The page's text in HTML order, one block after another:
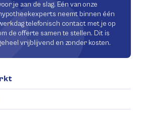
je aan de slag. Eén van onze
neemt binnen één
telefonisch contact met je op
de offerte samen te stellen. Dit is
vrijblijvend en zonder kosten.